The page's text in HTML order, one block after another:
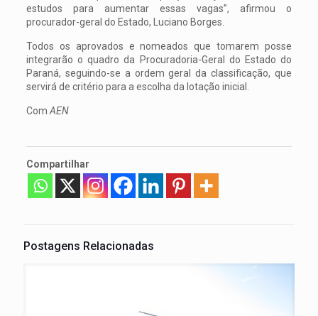
estudos para aumentar essas vagas”, afirmou o
procurador-geral do Estado, Luciano Borges.
Todos os aprovados e nomeados que tomarem posse
integrarão o quadro da Procuradoria-Geral do Estado do
Paraná, seguindo-se a ordem geral da classificação, que
servirá de critério para a escolha da lotação inicial.
Com AEN
Compartilhar
Postagens Relacionadas